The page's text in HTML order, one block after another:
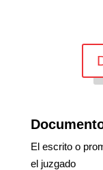
El escrito o
el juzgado